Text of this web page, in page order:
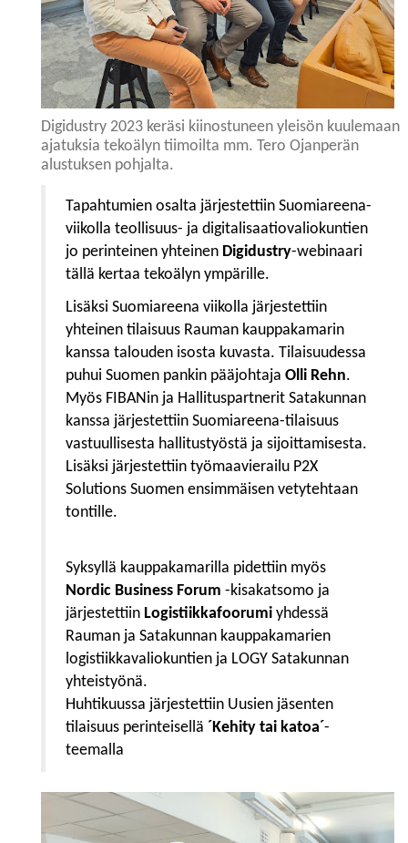
Digidustry 2023 keräsi kiinostuneen yleisön kuulemaan
ajatuksia tekoälyn tiimoilta mm. Tero Ojanperän
alustuksen pohjalta.
Tapahtumien osalta järjestettiin Suomiareena-
viikolla teollisuus- ja digitalisaatiovaliokuntien
jo perinteinen yhteinen Digidustry-webinaari
tällä kertaa tekoälyn ympärille.
Lisäksi Suomiareena viikolla järjestettiin
yhteinen tilaisuus Rauman kauppakamarin
kanssa talouden isosta kuvasta. Tilaisuudessa
puhui Suomen pankin pääjohtaja Olli Rehn.
Myös FIBANin ja Hallituspartnerit Satakunnan
kanssa järjestettiin Suomiareena-tilaisuus
vastuullisesta hallitustyöstä ja sijoittamisesta.
Lisäksi järjestettiin työmaavierailu P2X
Solutions Suomen ensimmäisen vetytehtaan
tontille.
Syksyllä kauppakamarilla pidettiin myös
Nordic Business Forum -kisakatsomo ja
järjestettiin Logistiikkafoorumi yhdessä
Rauman ja Satakunnan kauppakamarien
logistiikkavaliokuntien ja LOGY Satakunnan
yhteistyönä.
Huhtikuussa järjestettiin Uusien jäsenten
tilaisuus perinteisellä ´Kehity tai katoa´-
teemalla